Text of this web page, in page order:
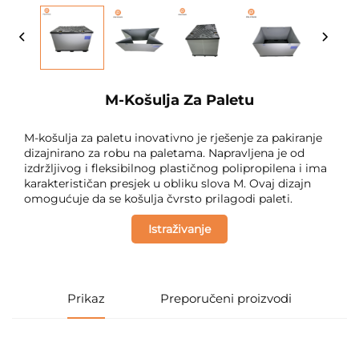
M-Košulja Za Paletu
M-košulja za paletu inovativno je rješenje za pakiranje
dizajnirano za robu na paletama. Napravljena je od
izdržljivog i fleksibilnog plastičnog polipropilena i ima
karakterističan presjek u obliku slova M. Ovaj dizajn
omogućuje da se košulja čvrsto prilagodi paleti.
Istraživanje
Prikaz Preporučeni proizvodi